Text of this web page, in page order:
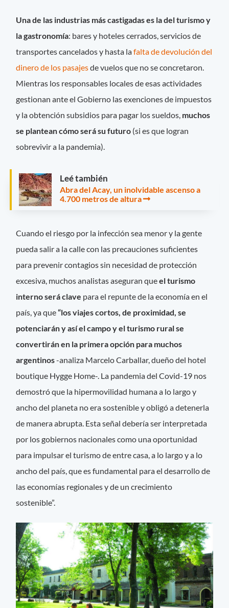
Una de las industrias más castigadas es la del turismo y
la gastronomía: bares y hoteles cerrados, servicios de
transportes cancelados y hasta lafalta de devolución del
dinero de los pasajesde vuelos que no se concretaron.
Mientras los responsables locales de esas actividades
gestionan ante el Gobierno las exenciones de impuestos
y la obtención subsidios para pagar los sueldos, muchos
se plantean cómo será su futuro (si es que logran
sobrevivir a la pandemia).
Leé también
Abra del Acay, un inolvidable ascenso a
4.700 metros de altura
Cuando el riesgo por la infección sea menor y la gente
pueda salir a la calle con las precauciones suficientes
para prevenir contagios sin necesidad de protección
excesiva, muchos analistas aseguran queel turismo
interno será clave para el repunte de la economía en el
país, ya que“los viajes cortos, de proximidad, se
potenciarán y así el campo y el turismo rural se
convertirán en la primera opción para muchos
argentinos-analiza Marcelo Carballar, dueño del hotel
boutique Hygge Home-. La pandemia del Covid-19 nos
demostró que la hipermovilidad humana a lo largo y
ancho del planeta no era sostenible y obligó a detenerla
de manera abrupta. Esta señal debería ser interpretada
por los gobiernos nacionales como una oportunidad
para impulsar el turismo de entre casa, a lo largo y a lo
ancho del país, que es fundamental para el desarrollo de
las economías regionales y de un crecimiento
sostenible”.